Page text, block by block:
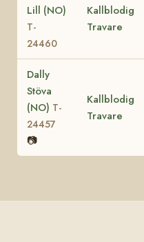
Lill (NO)
T-
24460
Kallblodig
Travare
Dally
Stöva
(NO) T-
24457
📷
Kallblodig
Travare